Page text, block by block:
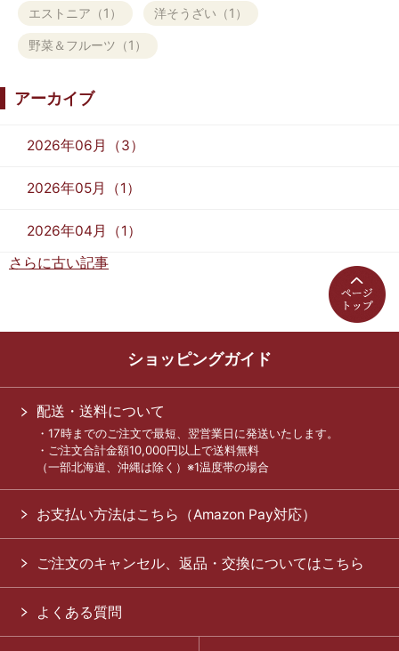
エストニア（1） 洋そうざい（1）
野菜＆フルーツ（1）
アーカイブ
2026年06月（3）
2026年05月（1）
2026年04月（1）
さらに古い記事
ショッピングガイド
配送・送料について
・17時までのご注文で最短、翌営業日に発送いたします。
・ご注文合計金額10,000円以上で送料無料
（一部北海道、沖縄は除く）※1温度帯の場合
お支払い方法はこちら（Amazon Pay対応）
ご注文のキャンセル、返品・交換についてはこちら
よくある質問